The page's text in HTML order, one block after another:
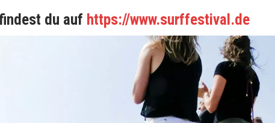
du auf https://www.surffestival.de